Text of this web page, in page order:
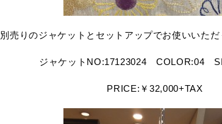
別売りのジャケットとセットアップでお使いいた
ジャケットNO:17123024 COLOR:04
PRICE:￥32,000+TAX